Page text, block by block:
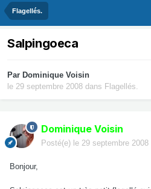
Flagellés.
Salpingoeca
Par Dominique Voisin
le 29 septembre 2008 dans Flagellés.
Dominique Voisin
Posté(e) le 29 septembre 2008
Bonjour,